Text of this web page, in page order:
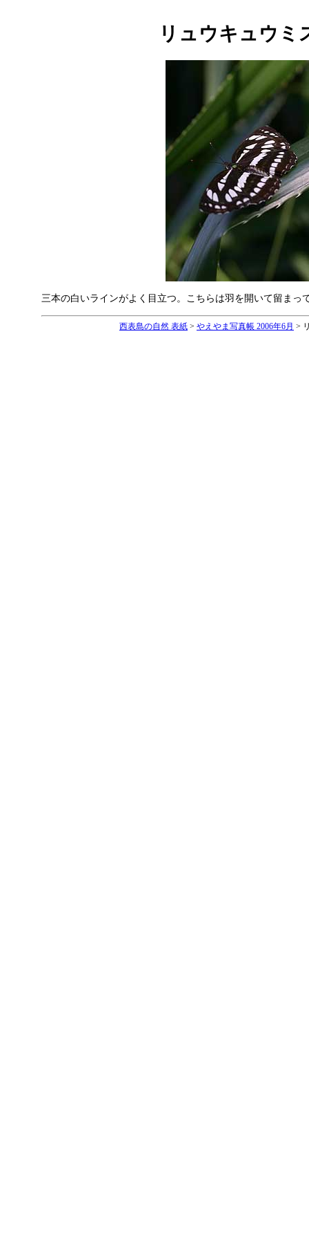
リュウキュウミ
三本の白いラインがよく目立つ。こちらは羽を開いて留まっ
西表島の自然 表紙 > やえやま写真帳 2006年6月 >